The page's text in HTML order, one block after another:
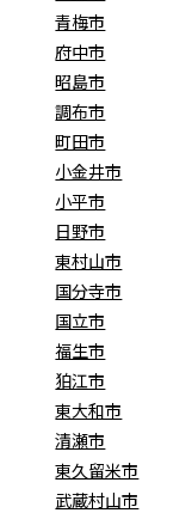
青梅市
府中市
昭島市
調布市
町田市
小金井市
小平市
日野市
東村山市
国分寺市
国立市
福生市
狛江市
東大和市
清瀬市
東久留米市
武蔵村山市